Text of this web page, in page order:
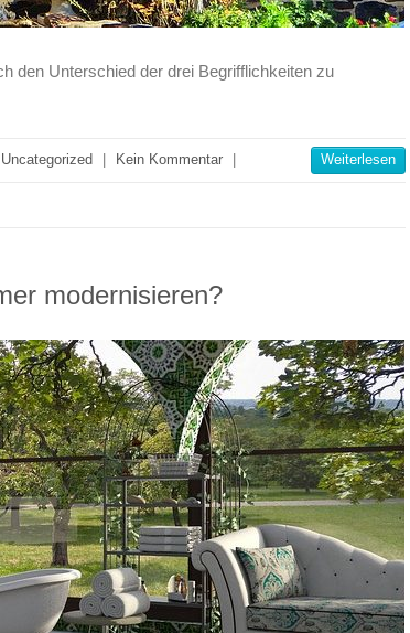
den Unterschied der drei Begrifflichkeiten zu
Uncategorized Kein Kommentar Weiterlesen
modernisieren?